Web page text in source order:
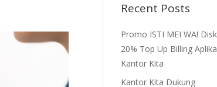
Recent Posts
Promo ISTI MEI WA!
20% Top Up Billing
Kantor Kita
Kantor Kita Dukung